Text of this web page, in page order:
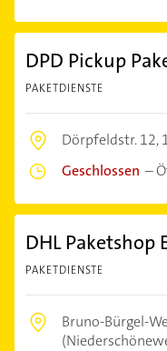
DPD Pickup
PAKETDIENSTE
Dörpfeldstr. 12,
Geschlossen –
DHL Paketshop
PAKETDIENSTE
Bruno-Bürgel-